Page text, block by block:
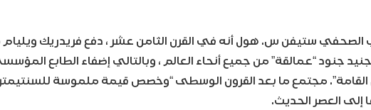
الصحفي ستيفن س. هول أنه في القرن الثامن عشر ، دفع فريدريك
جنود “عمالقة” من جميع أنحاء العالم ، وبالتالي إضفاء الطابع
مجتمع ما بعد القرون الوسطى “وخصص قيمة ملموسة للسنتيمتر
إلى العصر الحديث.